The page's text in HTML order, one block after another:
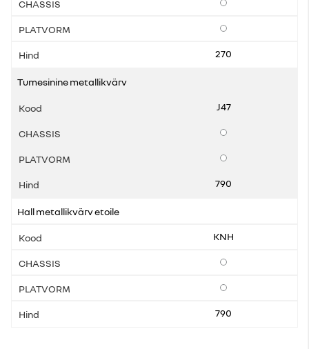
Lisavarustus
Lisavarustus
270
Tumesinine metallikvärv
J47
Lisavarustus
Lisavarustus
790
Hall metallikvärv etoile
KNH
Lisavarustus
Lisavarustus
790